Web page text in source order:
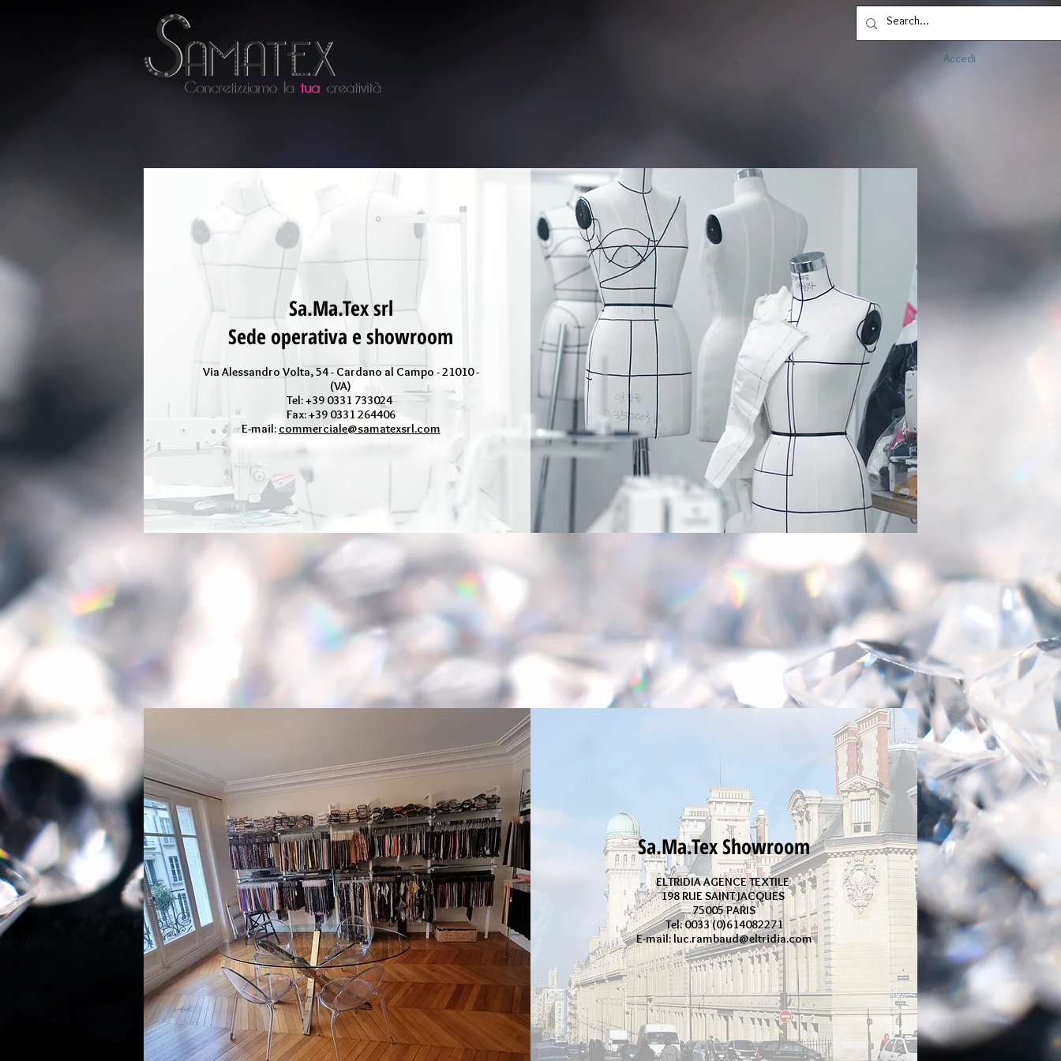
Accedi
Sa.Ma.Tex srl
Sede operativa e showroom
Via Alessandro Volta, 54 - Cardano al Campo - 21010 -
(VA)
Tel: +39 0331 733024
Fax: +39 0331 264406
E-mail: commerciale@samatexsrl.com
Sa.Ma.Tex Showroom
ELTRIDIA AGENCE TEXTILE
198 RUE SAINT JACQUES
75005 PARIS
​Tel: 0033 (0)614082271
E-mail: luc.rambaud@eltridia.com